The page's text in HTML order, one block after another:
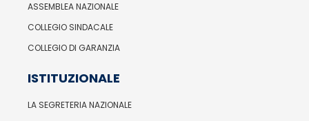
ASSEMBLEA NAZIONALE
COLLEGIO SINDACALE
COLLEGIO DI GARANZIA
ISTITUZIONALE
LA SEGRETERIA NAZIONALE